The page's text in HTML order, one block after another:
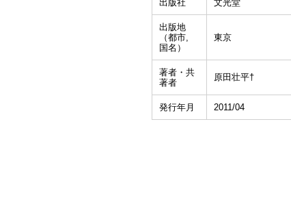
出版社 文光堂
出版地
（都市,
国名）
東京
著者・共
著者
原田壮平†
発行年月 2011/04